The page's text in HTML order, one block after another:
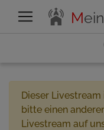
Mein
Dieser
bitte einen
Livestream auf